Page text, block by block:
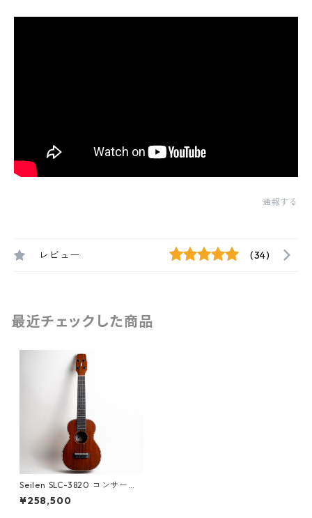
通報する
レビュー (34)
最近チェックした商品
Seilen SLC-3820 コンサート
ウクレレ #1961
¥258,500